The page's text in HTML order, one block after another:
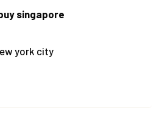
singapore
york city